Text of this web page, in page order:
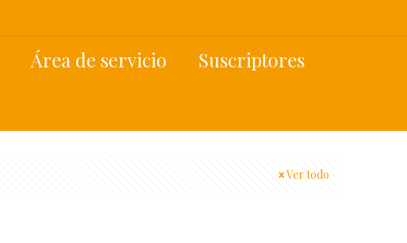
Área de servicio
Suscriptores
Ver todo